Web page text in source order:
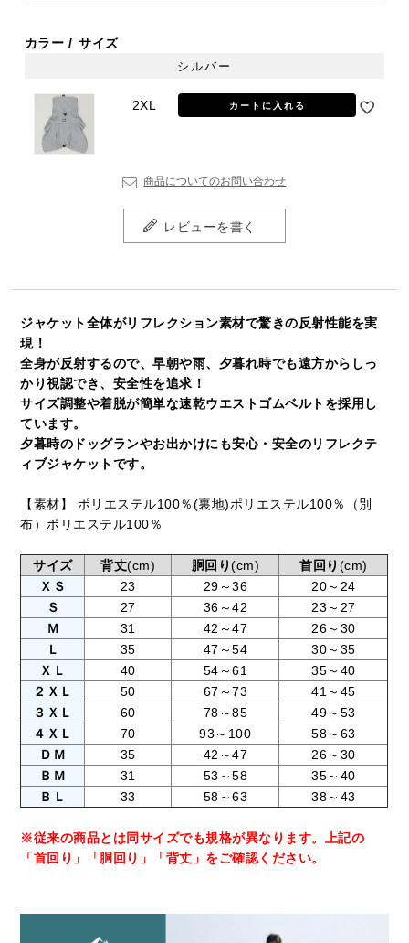
カラー サイズ
シルバー
2XL カートに入れる
商品についてのお問い合わせ
レビューを書く
ジャケット全体がリフレクション素材で驚きの反射性能を実
現！
全身が反射するので、早朝や雨、夕暮れ時でも遠方からしっ
かり視認でき、安全性を追求！
サイズ調整や着脱が簡単な速乾ウエストゴムベルトを採用し
ています。
夕暮時のドッグランやお出かけにも安心・安全のリフレクテ
ィブジャケットです。
【素材】 ポリエステル100％(裏地)ポリエステル100％（別
布）ポリエステル100％
サイズ 背丈(cm) 胴回り(cm) 首回り (cm)
ＸＳ
23 29～36
20～24
Ｓ
27 36～42
23～27
Ｍ
31 42～47
26～30
Ｌ
35 47～54
30～35
ＸＬ
40 54～61
35～40
２ＸＬ
50 67～73
41～45
３ＸＬ
60 78～85
49～53
４ＸＬ
70 93～100
58～63
ＤＭ
35 42～47
26～30
ＢＭ
31 53～58
35～40
ＢＬ
33 58～63 38～43
※従来の商品とは同サイズでも規格が異なります。上記の
「首回り」「胴回り」「背丈」をご確認ください。